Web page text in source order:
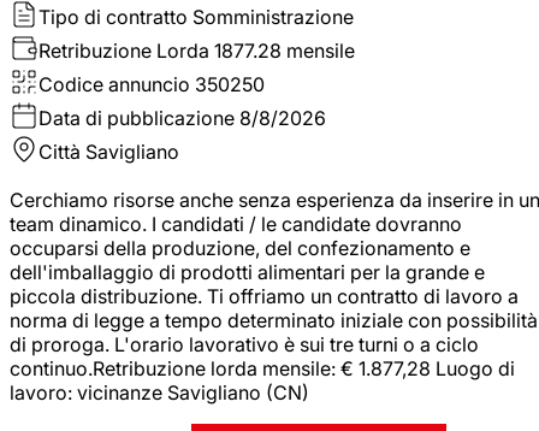
Tipo di contratto Somministrazione
Retribuzione Lorda 1877.28 mensile
Codice annuncio 350250
Data di pubblicazione 8/8/2026
Città Savigliano
Cerchiamo risorse anche senza esperienza da inserire in un
team dinamico. I candidati / le candidate dovranno
occuparsi della produzione, del confezionamento e
dell'imballaggio di prodotti alimentari per la grande e
piccola distribuzione. Ti offriamo un contratto di lavoro a
norma di legge a tempo determinato iniziale con possibilità
di proroga. L'orario lavorativo è sui tre turni o a ciclo
continuo.Retribuzione lorda mensile: € 1.877,28 Luogo di
lavoro: vicinanze Savigliano (CN)